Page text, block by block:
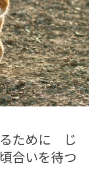
るために じ
合いを待つ